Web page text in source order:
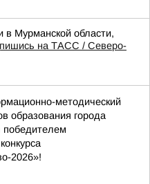
в Мурманской области,
на ТАСС / Северо-
методический
образования города
победителем
2026»!